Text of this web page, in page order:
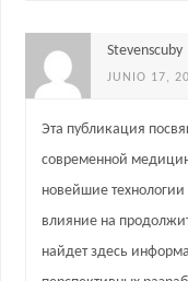
Stevenscuby
JUNIO 17,
Эта публикация
современной
новейшие
влияние на
найдет здесь